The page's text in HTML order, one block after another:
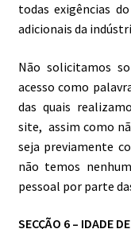
todas exigências
adicionais da
Não solicitamos
acesso como
das quais
site, assim como
seja previamente
não temos
pessoal por parte
SECÇÃO 6 – IDADE